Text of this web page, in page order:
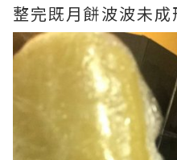
整完既月餅波波未